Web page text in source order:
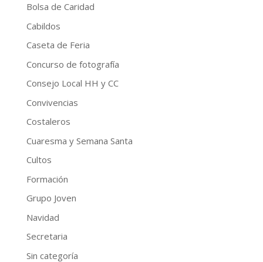
Bolsa de Caridad
Cabildos
Caseta de Feria
Concurso de fotografía
Consejo Local HH y CC
Convivencias
Costaleros
Cuaresma y Semana Santa
Cultos
Formación
Grupo Joven
Navidad
Secretaria
Sin categoría